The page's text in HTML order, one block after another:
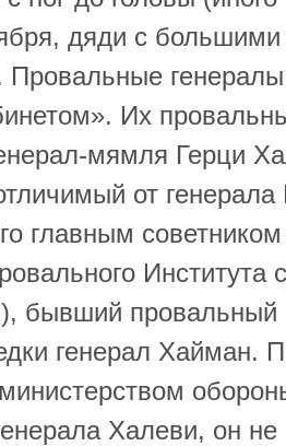
дяди с большими
Провальные
Их
мямля Герци
от генерала
главным
Института
бывший провальный
генерал Хайман.
Халеви, он